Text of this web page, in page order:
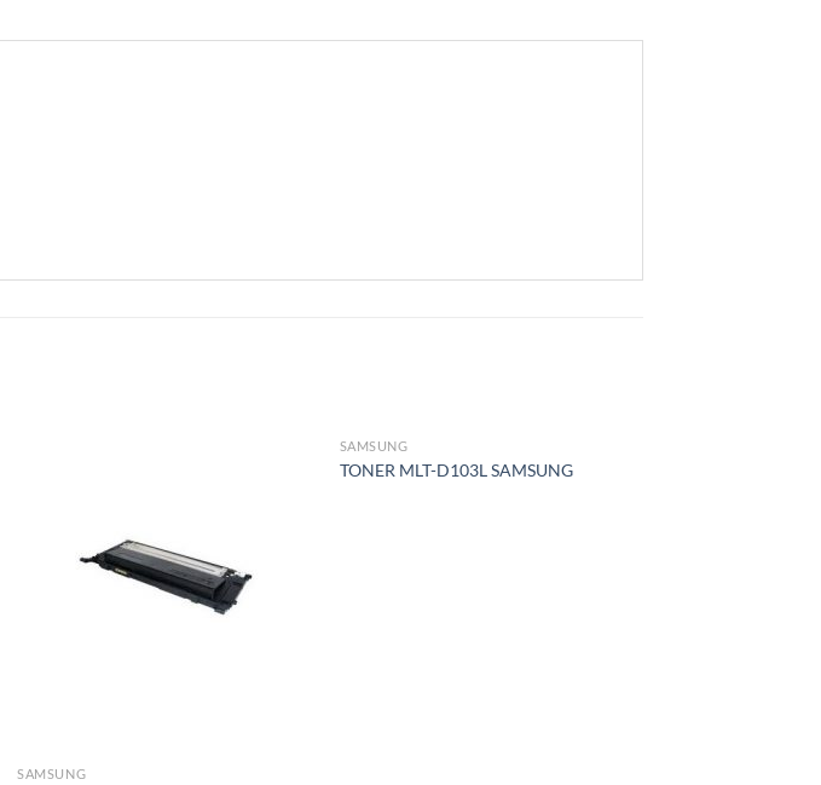
SAMSUNG
Adicionar
á lista de
SAMSUNG
TONER MLT-D103L SAMSUNG